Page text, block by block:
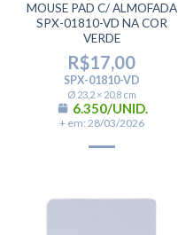
MOUSE PAD C/ ALMOFADA
SPX-01810-VD NA COR
VERDE
R$17,00
SPX-01810-VD
Ø 23,2 × 20,8 cm
6.350/UNID.
+ em: 28/03/2026